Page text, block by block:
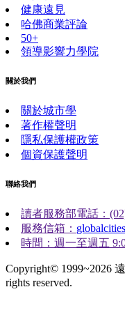
健康遠見
哈佛商業評論
50+
領導影響力學院
關於我們
關於城市學
著作權聲明
隱私保護權政策
個資保護聲明
聯絡我們
讀者服務部電話：
服務信箱：
時間：週一至週五
Copyright© 1999~2026
rights reserved.